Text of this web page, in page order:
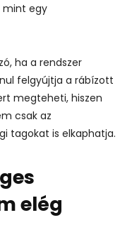
mint egy
ha a rendszer
felgyújtja a rábízott
megteheti, hiszen
csak az
tagokat is elkaphatja.
elég